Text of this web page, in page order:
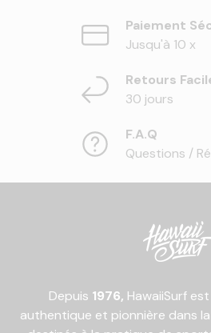
Paiement
Jusqu'à 10 x
Retours
30 jours
F.A.Q
Questions /
Depuis 1976, HawaiiSurf
authentique et pionnière dans